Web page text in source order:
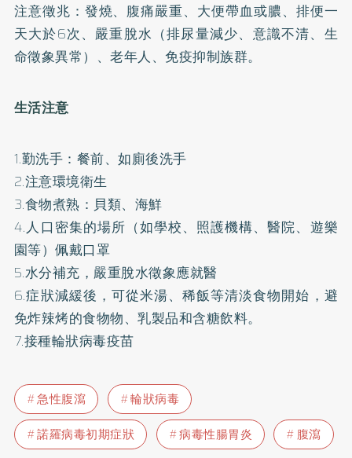
注意徵兆：發燒、腹痛嚴重、大便帶血或膿、排便一
天大於6次、嚴重脫水（排尿量減少、意識不清、生
命徵象異常）、老年人、免疫抑制族群。
生活注意
1.勤洗手：餐前、如廁後洗手
2.注意環境衛生
3.食物煮熟：貝類、海鮮
4.人口密集的場所（如學校、照護機構、醫院、遊樂
園等）佩戴口罩
5.水分補充，嚴重脫水徵象應就醫
6.症狀減緩後，可從米湯、稀飯等清淡食物開始，避
免炸辣烤的食物物、乳製品和含糖飲料。
7.接種輪狀病毒疫苗
急性腹瀉
輪狀病毒
諾羅病毒初期症狀
病毒性腸胃炎 腹瀉